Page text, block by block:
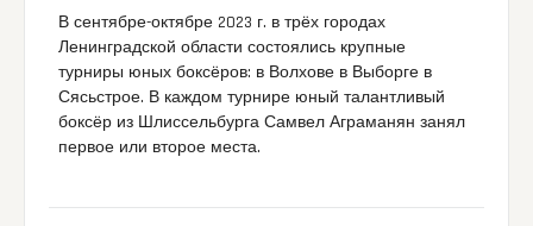
В сентябре-октябре 2023 г. в трёх городах
Ленинградской области состоялись крупные
турниры юных боксёров: в Волхове в Выборге в
Сясьстрое. В каждом турнире юный талантливый
боксёр из Шлиссельбурга Самвел Аграманян занял
первое или второе места.